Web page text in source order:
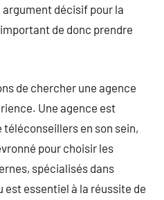
décisif pour la
de donc prendre
de chercher une agence
Une agence est
téléconseillers en son sein,
pour choisir les
spécialisés dans
est essentiel à la réussite de